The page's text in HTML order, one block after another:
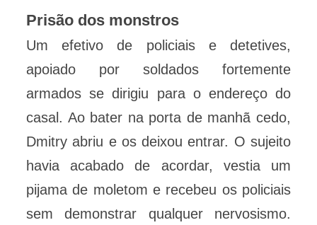
Prisão dos monstros
Um efetivo de policiais e detetives,
apoiado por soldados fortemente
armados se dirigiu para o endereço do
casal. Ao bater na porta de manhã cedo,
Dmitry abriu e os deixou entrar. O sujeito
havia acabado de acordar, vestia um
pijama de moletom e recebeu os policiais
sem demonstrar qualquer nervosismo.